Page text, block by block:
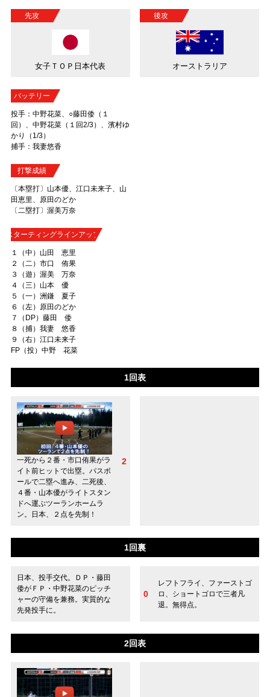
先攻
女子ＴＯＰ日本代表
後攻
オーストラリア
バッテリー
投手：中野花菜、○藤田倭（１
回）、中野花菜（１回2/3）、濱村ゆ
かり（1/3）
捕手：我妻悠香
打撃成績
〔本塁打〕山本優、江口未来子、山
田恵里、原田のどか
〔二塁打〕渥美万奈
スターティングラインアップ
１（中）山田 恵里
２（二）市口 侑果
３（遊）渥美 万奈
４（三）山本 優
５（一）洲鎌 夏子
６（左）原田のどか
７（DP）藤田 倭
８（捕）我妻 悠香
９（右）江口未来子
FP（投）中野 花菜
1回表
一死から２番・市口侑果がラ
イト前ヒットで出塁。パスボ
ールで二塁へ進み、二死後、
４番・山本優がライトスタン
ドへ運ぶツーランホームラ
ン。日本、２点を先制！
2
1回裏
日本、投手交代。ＤＰ・藤田
倭がＦＰ・中野花菜のピッチ
ャーの守備を兼務。実質的な
先発投手に。
レフトフライ、ファーストゴ
ロ、ショートゴロで三者凡
退。無得点。
0
2回表